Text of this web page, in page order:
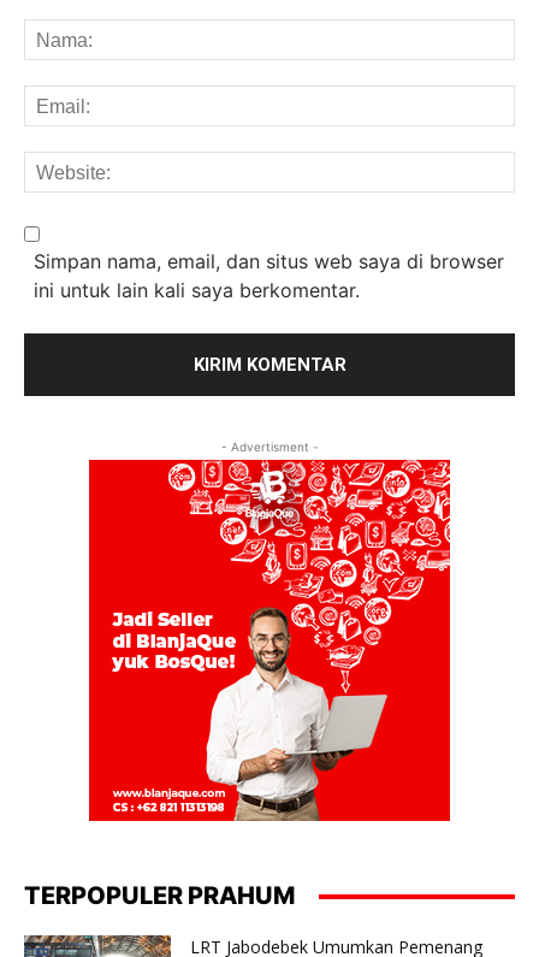
Simpan nama, email, dan situs web saya di browser
ini untuk lain kali saya berkomentar.
- Advertisment -
TERPOPULER PRAHUM
LRT Jabodebek Umumkan Pemenang